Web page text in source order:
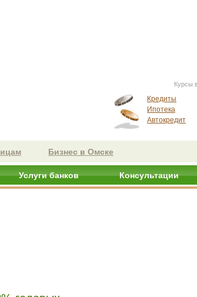
Курсы
Кредиты
Ипотека
Автокредит
Бизнес в Омске
Услуги банков Консультации